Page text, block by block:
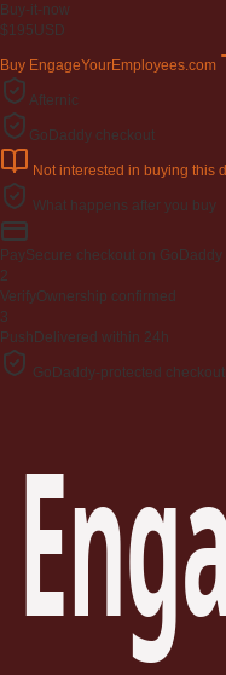
Buy-it-now
$195USD
Buy EngageYourEmployees.com
Afternic
GoDaddy checkout
Not interested in buying this
What happens after you buy
PaySecure checkout on GoDaddy
2
VerifyOwnership confirmed
3
Push Delivered within 24h
GoDaddy-protected checkout